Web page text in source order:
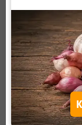
BIO
4,40 €
*
Weitere